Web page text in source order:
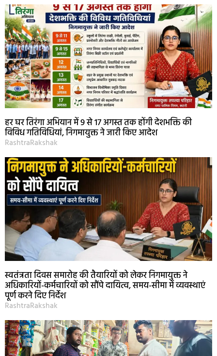
हर घर तिरंगा अभियान में 9 से 17 अगस्त तक होंगी देशभक्ति की
विविध गतिविधियां, निगमायुक्त ने जारी किए आदेश
RashtraRakshak
स्वतंत्रता दिवस समारोह की तैयारियों को लेकर निगमायुक्त ने
अधिकारियों-कर्मचारियों को सौंपे दायित्व, समय-सीमा में व्यवस्थाएं
पूर्ण करने दिए निर्देश
RashtraRakshak